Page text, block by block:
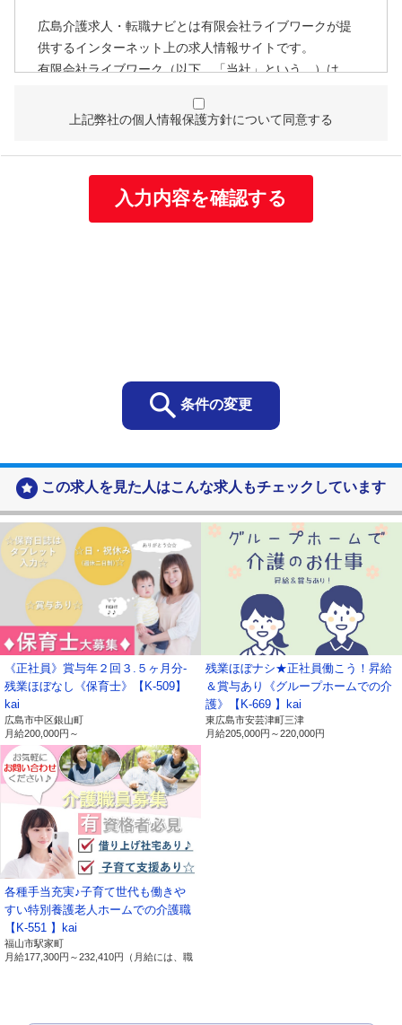
広島介護求人・転職ナビとは有限会社ライブワークが提
供するインターネット上の求人情報サイトです。
有限会社ライブワーク（以下、「当社」という。）は、
人情報の保護に関する法律（個人情報保護法）第21条第
たします。
個人情報の利用目的
スの提供、お客様へのご連絡、関連するアフターサ
ービス、新商品や新たなサービスのご案内などに利
用します。
・当社の各事業に関するお問い合わせの方の個人情
報は、お問い合わせにお答えするために利用しま
す。
・ご要望いただいた資料の送付などに利用します。
採用応募者の個人情報
・採用選考及びそれに伴う連絡などに利用します
当社の従業者情報
・人事労務管理、業務管理、福利厚生、健康管理、
セキュリティ管理などに利用します。
ご提供いただいた個人番号情報
・法律で特定された「社会保険手続き」、「税務処
理」などに利用します。
以上
【保有個人データ及び第三者提供記
録に関する事項の周知について】
有限会社ライブワーク（以下、「当社」という。）で
は、保有個人データの開示等（利用目的の通知、開示、
内容の訂正、追加又は削除、利用の停止、消去及び第三
者への提供の停止）の請求及び第三者提供記録の開示に
関する請求について、以下の事項を周知致します。
上記弊社の個人情報保護方針について同意する
条件の変更
この求人を見た人はこんな求人もチェックしています
《正社員》賞与年２回３.５ヶ月分-
残業ほぼなし《保育士》【K-509】
kai
広島市中区銀山町
月給200,000円～
残業ほぼナシ★正社員働こう！昇給
＆賞与あり《グループホームでの介
護》【K-669 】kai
東広島市安芸津町三津
月給205,000円～220,000円
各種手当充実♪子育て世代も働きや
すい特別養護老人ホームでの介護職
【K-551 】kai
福山市駅家町
月給177,300円～232,410円 （月給には、職